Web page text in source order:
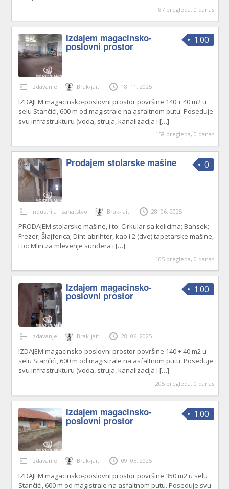
87 pregleda, 0 danas
1.00
Izdajem magacinsko-
poslovni prostor
Izdavanje Brak-jaiti 18. 11. 2025
IZDAJEM magacinsko-poslovni prostor površine 140 + 40 m2 u
selu Stančići, 600 m od magistrale na asfaltnom putu. Poseduje
svu infrastrukturu (voda, struja, kanalizacija i […]
158 pregleda, 0 danas
0
Prodajem stolarske mašine
Industrija i zanatstvo Brak-jaiti 28. 06. 2025
PRODAJEM stolarske mašine, i to: Cirkular sa kolicima; Bansek;
Frezer; Šlajferica; Diht-abrihter, kao i 2 (dve) tapetarske mašine,
i to: Mlin za mlevenje sunđera i […]
105 pregleda, 0 danas
1.00
Izdajem magacinsko-
poslovni prostor
Izdavanje Brak-jaiti 28. 06. 2025
IZDAJEM magacinsko-poslovni prostor površine 140 + 40 m2 u
selu Stančići, 600 m od magistrale na asfaltnom putu. Poseduje
svu infrastrukturu (voda, struja, kanalizacija i […]
205 pregleda, 0 danas
1.00
Izdajem magacinsko-
poslovni prostor
Izdavanje Brak-jaiti 09. 05. 2025
IZDAJEM magacinsko-poslovni prostor površine 350 m2 u selu
Stančići, 600 m od magistrale na asfaltnom putu. Poseduje svu